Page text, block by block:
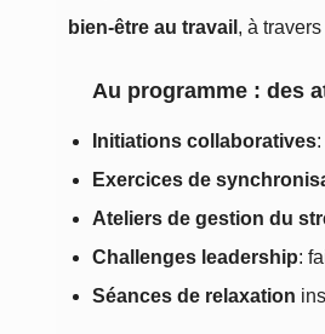
bien‑être au travail , à
Au programme : des
Initiations collaboratives
Exercices de
Ateliers de gestion du
Challenges leadership:
Séances de relaxation